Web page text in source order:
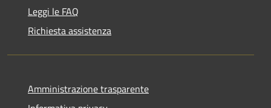
Leggi le FAQ
Richiesta assistenza
Amministrazione trasparente